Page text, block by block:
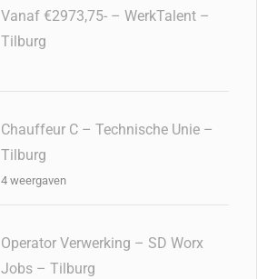
Vanaf €2973,75- – WerkTalent –
Tilburg
Chauffeur C – Technische Unie –
Tilburg
4 weergaven
Operator Verwerking – SD Worx
Jobs – Tilburg